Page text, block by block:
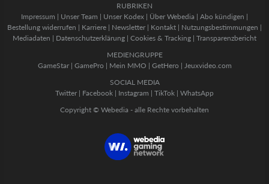
RUBRIKEN
Impressum | Unser Team | Unser Kodex | Über Webedia | Abo kündigen |
Bestellung widerrufen | Karriere | Newsletter | Kontakt | Nutzungsbestimmungen |
Mediadaten | Datenschutzerklärung | Cookies & Tracking | Transparenzbericht
MEDIENGRUPPE
GameStar| GamePro | Mein MMO | GetHero | Jeuxvideo.com
SOCIAL MEDIA
Twitter | Facebook | Instagram | TikTok | WhatsApp
Copyright © Webedia - alle Rechte vorbehalten